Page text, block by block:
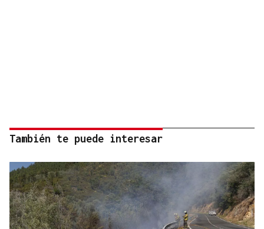
También te puede interesar